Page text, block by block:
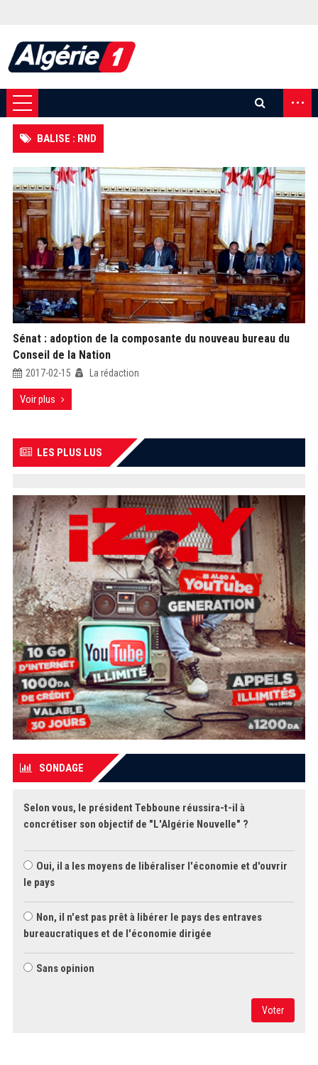
...
BALISE : RND
Sénat : adoption de la composante du nouveau bureau du
Conseil de la Nation
2017-02-15 La rédaction
Voir plus
LES PLUS LUS
SONDAGE
Selon vous, le président Tebboune réussira-t-il à
concrétiser son objectif de "L'Algérie Nouvelle" ?
Oui, il a les moyens de libéraliser l'économie et d'ouvrir
le pays
Non, il n'est pas prêt à libérer le pays des entraves
bureaucratiques et de l'économie dirigée
Sans opinion
Voter